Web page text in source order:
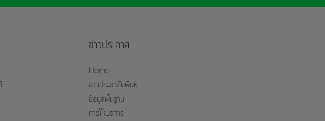
ข่าวประกาศ
Home
ข่าวประชาสัมพันธ์
ข้อมูลพื้นฐาน
การให้บริการ